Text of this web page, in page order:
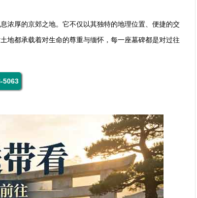
浓厚的京郊之地。它不仅以其独特的地理位置、便捷的交
地都承载着对生命的尊重与缅怀，每一座墓碑都是对过往
5063